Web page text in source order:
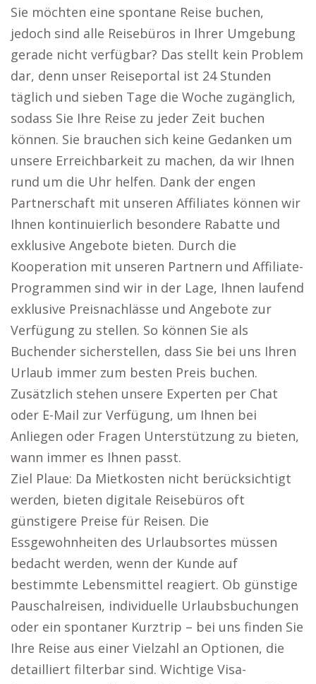
Sie möchten eine spontane Reise buchen,
jedoch sind alle Reisebüros in Ihrer Umgebung
gerade nicht verfügbar? Das stellt kein Problem
dar, denn unser Reiseportal ist 24 Stunden
täglich und sieben Tage die Woche zugänglich,
sodass Sie Ihre Reise zu jeder Zeit buchen
können. Sie brauchen sich keine Gedanken um
unsere Erreichbarkeit zu machen, da wir Ihnen
rund um die Uhr helfen. Dank der engen
Partnerschaft mit unseren Affiliates können wir
Ihnen kontinuierlich besondere Rabatte und
exklusive Angebote bieten. Durch die
Kooperation mit unseren Partnern und Affiliate-
Programmen sind wir in der Lage, Ihnen laufend
exklusive Preisnachlässe und Angebote zur
Verfügung zu stellen. So können Sie als
Buchender sicherstellen, dass Sie bei uns Ihren
Urlaub immer zum besten Preis buchen.
Zusätzlich stehen unsere Experten per Chat
oder E-Mail zur Verfügung, um Ihnen bei
Anliegen oder Fragen Unterstützung zu bieten,
wann immer es Ihnen passt.
Ziel Plaue: Da Mietkosten nicht berücksichtigt
werden, bieten digitale Reisebüros oft
günstigere Preise für Reisen. Die
Essgewohnheiten des Urlaubsortes müssen
bedacht werden, wenn der Kunde auf
bestimmte Lebensmittel reagiert. Ob günstige
Pauschalreisen, individuelle Urlaubsbuchungen
oder ein spontaner Kurztrip – bei uns finden Sie
Ihre Reise aus einer Vielzahl an Optionen, die
detailliert filterbar sind. Wichtige Visa-